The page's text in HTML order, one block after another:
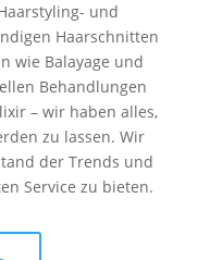
und
Haarschnitten
wie Balayage und
Behandlungen
– wir haben alles,
zu lassen. Wir
der Trends und
Service zu bieten.